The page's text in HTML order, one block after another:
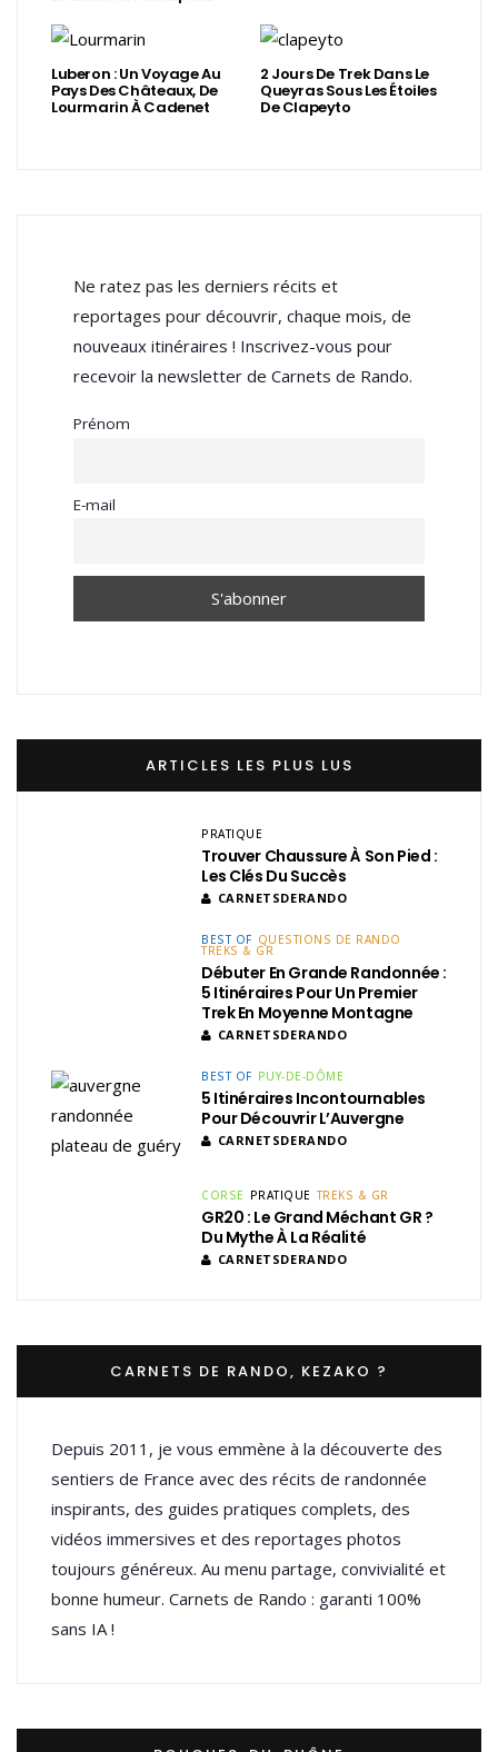
Luberon : Un Voyage Au
Pays Des Châteaux, De
Lourmarin À Cadenet
2 Jours De Trek Dans Le
Queyras Sous Les Étoiles
De Clapeyto
Ne ratez pas les derniers récits et
reportages pour découvrir, chaque mois, de
nouveaux itinéraires ! Inscrivez-vous pour
recevoir la newsletter de Carnets de Rando.
Prénom
E-mail
ARTICLES LES PLUS LUS
PRATIQUE
Trouver Chaussure À Son Pied :
Les Clés Du Succès
CARNETSDERANDO
BEST OF QUESTIONS DE RANDO
TREKS & GR
Débuter En Grande Randonnée :
5 Itinéraires Pour Un Premier
Trek En Moyenne Montagne
CARNETSDERANDO
BEST OF PUY-DE-DÔME
5 Itinéraires Incontournables
Pour Découvrir L’Auvergne
CARNETSDERANDO
CORSE PRATIQUE TREKS & GR
GR20 : Le Grand Méchant GR ?
Du Mythe À La Réalité
CARNETSDERANDO
CARNETS DE RANDO, KEZAKO ?
Depuis 2011, je vous emmène à la découverte des
sentiers de France avec des récits de randonnée
inspirants, des guides pratiques complets, des
vidéos immersives et des reportages photos
toujours généreux. Au menu partage, convivialité et
bonne humeur. Carnets de Rando : garanti 100%
sans IA !